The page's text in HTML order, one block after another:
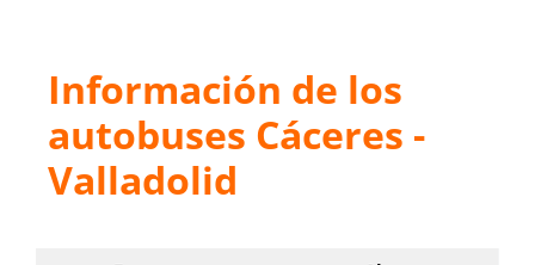
Información de los
autobuses Cáceres -
Valladolid